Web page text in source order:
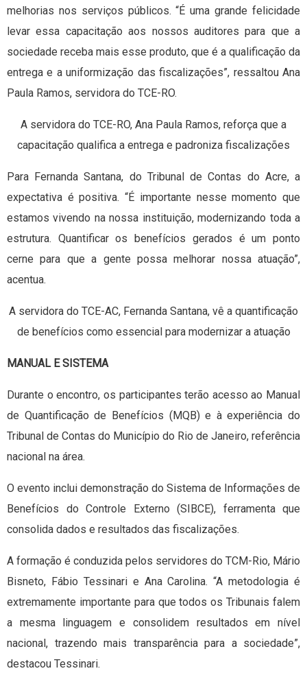
melhorias nos serviços públicos. “É uma grande felicidade
levar essa capacitação aos nossos auditores para que a
sociedade receba mais esse produto, que é a qualificação da
entrega e a uniformização das fiscalizações”, ressaltou Ana
Paula Ramos, servidora do TCE-RO.
A servidora do TCE-RO, Ana Paula Ramos, reforça que a
capacitação qualifica a entrega e padroniza fiscalizações
Para Fernanda Santana, do Tribunal de Contas do Acre, a
expectativa é positiva. “É importante nesse momento que
estamos vivendo na nossa instituição, modernizando toda a
estrutura. Quantificar os benefícios gerados é um ponto
cerne para que a gente possa melhorar nossa atuação”,
acentua.
A servidora do TCE-AC, Fernanda Santana, vê a quantificação
de benefícios como essencial para modernizar a atuação
MANUAL E SISTEMA
Durante o encontro, os participantes terão acesso ao Manual
de Quantificação de Benefícios (MQB) e à experiência do
Tribunal de Contas do Município do Rio de Janeiro, referência
nacional na área.
O evento inclui demonstração do Sistema de Informações de
Benefícios do Controle Externo (SIBCE), ferramenta que
consolida dados e resultados das fiscalizações.
A formação é conduzida pelos servidores do TCM-Rio, Mário
Bisneto, Fábio Tessinari e Ana Carolina. “A metodologia é
extremamente importante para que todos os Tribunais falem
a mesma linguagem e consolidem resultados em nível
nacional, trazendo mais transparência para a sociedade”,
destacou Tessinari.